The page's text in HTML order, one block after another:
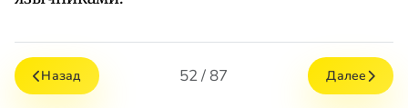
Назад 52 / 87 Далее